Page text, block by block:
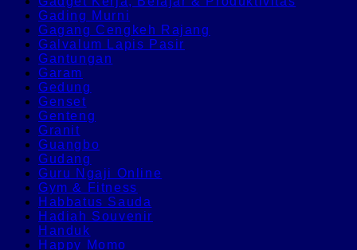
Gading Murni
Gagang Cengkeh Rajang
Galvalum Lapis Pasir
Gantungan
Garam
Gedung
Genset
Genteng
Granit
Guangbo
Gudang
Guru Ngaji Online
Gym & Fitness
Habbatus Sauda
Hadiah Souvenir
Handuk
Happy Momo